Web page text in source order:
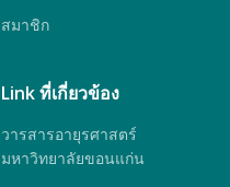
สมาชิก
Link ที่เกี่ยวข้อง
วารสารอายุรศาสตร์
มหาวิทยาลัยขอนแก่น